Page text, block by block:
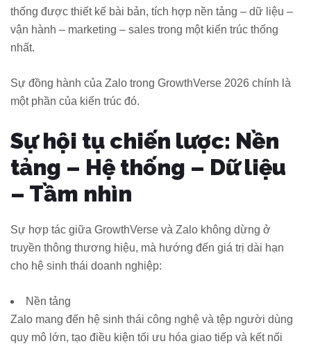
thống được thiết kế bài bản, tích hợp nền tảng – dữ liệu –
vận hành – marketing – sales trong một kiến trúc thống
nhất.
Sự đồng hành của Zalo trong GrowthVerse 2026 chính là
một phần của kiến trúc đó.
Sự hội tụ chiến lược: Nền
tảng – Hệ thống – Dữ liệu
– Tầm nhìn
Sự hợp tác giữa GrowthVerse và Zalo không dừng ở
truyền thông thương hiệu, mà hướng đến giá trị dài hạn
cho hệ sinh thái doanh nghiệp:
Nền tảng
Zalo mang đến hệ sinh thái công nghệ và tệp người dùng
quy mô lớn, tạo điều kiện tối ưu hóa giao tiếp và kết nối